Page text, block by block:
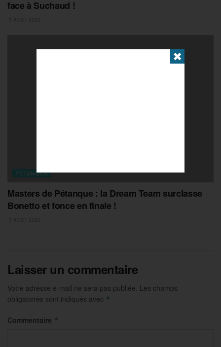
face à Suchaud !
PETANQUE
Masters de Pétanque : la Dream Team surclasse
Bonetto et fonce en finale !
Laisser un commentaire
Votre adresse e-mail ne sera pas publiée. Les champs
obligatoires sont indiqués avec *
Commentaire *
✖